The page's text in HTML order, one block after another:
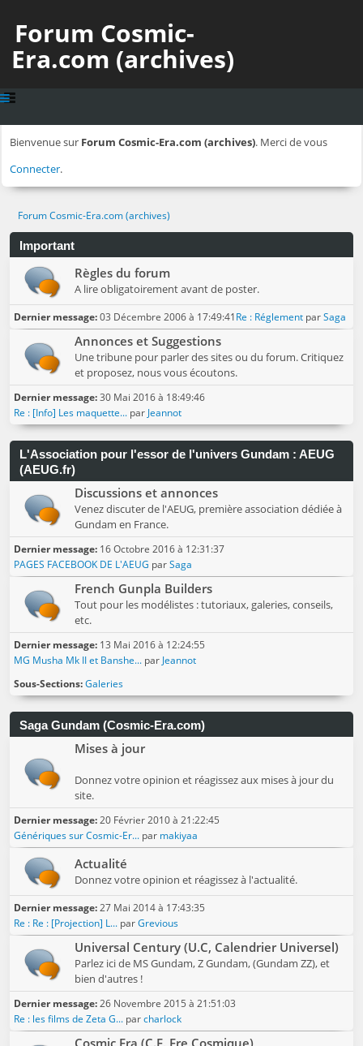
Forum Cosmic-
Era.com (archives)
Bienvenue sur Forum Cosmic-Era.com (archives). Merci de vous
Connecter.
Forum Cosmic-Era.com (archives)
Important
Règles du forum
A lire obligatoirement avant de poster.
Dernier message:03 Décembre 2006 à 17:49:41Re : Réglement parSaga
Annonces et Suggestions
Une tribune pour parler des sites ou du forum. Critiquez
et proposez, nous vous écoutons.
Dernier message:30 Mai 2016 à 18:49:46
Re : [Info] Les maquette... par Jeannot
L'Association pour l'essor de l'univers Gundam : AEUG
(AEUG.fr)
Discussions et annonces
Venez discuter de l'AEUG, première association dédiée à
Gundam en France.
Dernier message: 16 Octobre 2016 à 12:31:37
PAGES FACEBOOK DE L'AEUG parSaga
French Gunpla Builders
Tout pour les modélistes : tutoriaux, galeries, conseils,
etc.
Dernier message: 13 Mai 2016 à 12:24:55
MG Musha Mk II et Banshe... par Jeannot
Sous-Sections Galeries
Saga Gundam (Cosmic-Era.com)
Mises à jour
Donnez votre opinion et réagissez aux mises à jour du
site.
Dernier message:20 Février 2010 à 21:22:45
Génériques sur Cosmic-Er... par makiyaa
Actualité
Donnez votre opinion et réagissez à l'actualité.
Dernier message:27 Mai 2014 à 17:43:35
Re : Re : [Projection] L... parGrevious
Universal Century (U.C, Calendrier Universel)
Parlez ici de MS Gundam, Z Gundam, (Gundam ZZ), et
bien d'autres !
Dernier message:26 Novembre 2015 à 21:51:03
Re : les films de Zeta G... parcharlock